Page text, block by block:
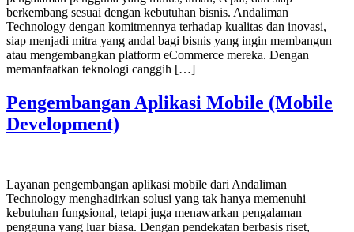
berkembang sesuai dengan kebutuhan bisnis. Andaliman
Technology dengan komitmennya terhadap kualitas dan inovasi,
siap menjadi mitra yang andal bagi bisnis yang ingin membangun
atau mengembangkan platform eCommerce mereka. Dengan
memanfaatkan teknologi canggih […]
Pengembangan Aplikasi Mobile (Mobile
Development)
Layanan pengembangan aplikasi mobile dari Andaliman
Technology menghadirkan solusi yang tak hanya memenuhi
kebutuhan fungsional, tetapi juga menawarkan pengalaman
pengguna yang luar biasa. Dengan pendekatan berbasis riset,